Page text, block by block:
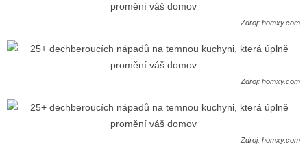
Zdroj: homxy.com
Zdroj: homxy.com
Zdroj: homxy.com